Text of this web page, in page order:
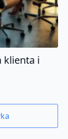
klienta i